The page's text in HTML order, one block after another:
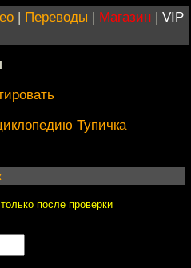
| Переводы | Магазин | VIP
Тупичка
после проверки